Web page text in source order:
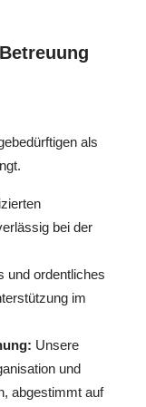
als
bei der
und ordentliches
im
Unsere
und
abgestimmt auf